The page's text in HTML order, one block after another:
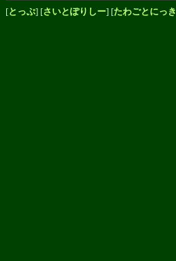
[とっぷ] [さいとぽりしー] [たわごとにっき